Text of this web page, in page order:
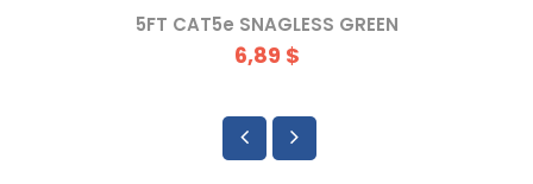
5FT CAT5e SNAGLESS GREEN
6,89 $